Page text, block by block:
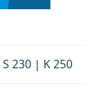
S 230 | K 250